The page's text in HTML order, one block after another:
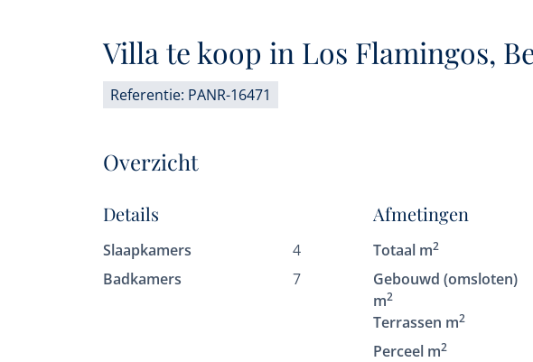
Villa te koop in Los Flamingos,
Referentie: PANR-16471
Overzicht
Details
Slaapkamers
4
Badkamers
7
Afmetingen
Totaal m2
Gebouwd (omsloten)
m2
Terrassen m2
Perceel m2